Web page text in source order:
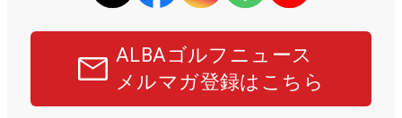
ALBAゴルフニュース
メルマガ登録はこちら